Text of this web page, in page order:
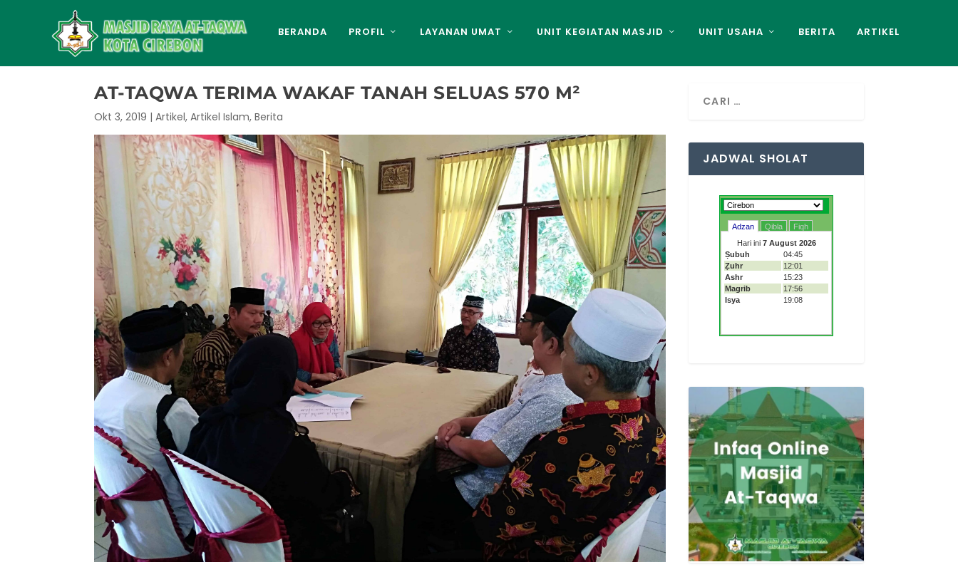
BERANDA PROFIL LAYANAN UMAT UNIT KEGIATAN MASJID UNIT USAHA BERITA ARTIKEL
AT-TAQWA TERIMA WAKAF TANAH SELUAS 570 M²
Okt 3, 2019 | Artikel, Artikel Islam, Berita
JADWAL SHOLAT